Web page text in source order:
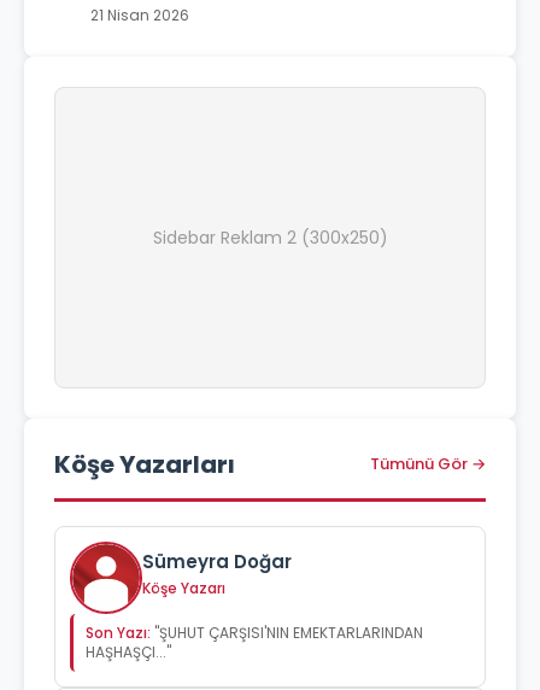
21 Nisan 2026
Sidebar Reklam 2 (300x250)
Köşe Yazarları Tümünü Gör →
Sümeyra Doğar
Köşe Yazarı
Son Yazı: "ŞUHUT ÇARŞISI'NIN EMEKTARLARINDAN
HAŞHAŞÇI..."